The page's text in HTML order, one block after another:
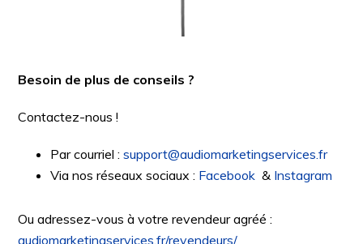
Besoin de plus de conseils ?
Contactez-nous !
Par courriel :support@audiomarketingservices.fr
Via nos réseaux sociaux : Facebook & Instagram
Ou adressez-vous à votre revendeur agréé :
audiomarketingservices.fr/revendeurs/